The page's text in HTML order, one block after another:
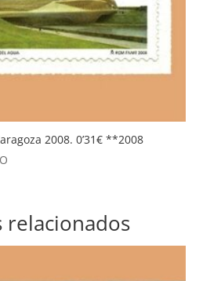
2008. 0’31€ **2008
relacionados